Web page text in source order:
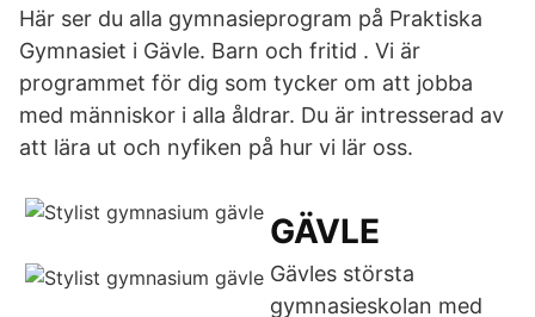
Här ser du alla gymnasieprogram på Praktiska
Gymnasiet i Gävle. Barn och fritid . Vi är
programmet för dig som tycker om att jobba
med människor i alla åldrar. Du är intresserad av
att lära ut och nyfiken på hur vi lär oss.
GÄVLE
Gävles största
gymnasieskolan med